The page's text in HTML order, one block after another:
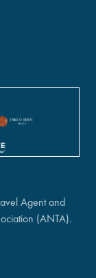
Agent and
(ANTA).